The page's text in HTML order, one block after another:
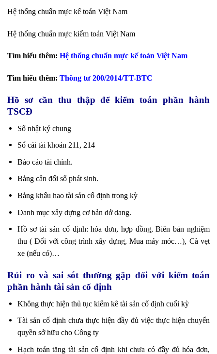
Hệ thống chuẩn mực kế toán Việt Nam
Hệ thống chuẩn mực kiểm toán Việt Nam
Tìm hiểu thêm: Hệ thống chuẩn mực kế toán Việt Nam
Tìm hiểu thêm: Thông tư 200/2014/TT-BTC
Hồ sơ cần thu thập để kiểm toán phần hành
TSCĐ
Sổ nhật ký chung
Sổ cái tài khoản 211, 214
Báo cáo tài chính.
Bảng cân đối số phát sinh.
Bảng khấu hao tài sản cố định trong kỳ
Danh mục xây dựng cơ bản dở dang.
Hồ sơ tài sản cố định: hóa đơn, hợp đồng, Biên bản nghiệm
thu ( Đối với công trình xây dựng, Mua máy móc…), Cà vẹt
xe (nếu có)…
Rủi ro và sai sót thường gặp đối với kiểm toán
phần hành tài sản cố định
Không thực hiện thủ tục kiểm kê tài sản cố định cuối kỳ
Tài sản cố định chưa thực hiện đầy đủ việc thực hiện chuyển
quyền sở hữu cho Công ty
Hạch toán tăng tài sản cố định khi chưa có đầy đủ hóa đơn,